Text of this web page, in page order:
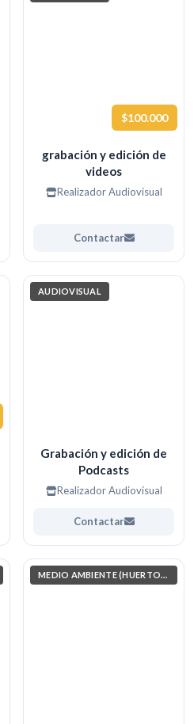
$100.000
grabación y edición de
videos
Realizador Audiovisual
Contactar
AUDIOVISUAL
Grabación y edición de
Podcasts
Realizador Audiovisual
Contactar
MEDIO AMBIENTE (HUERTOS, JARDINERÍA, COSAS POR EL ESTILO)